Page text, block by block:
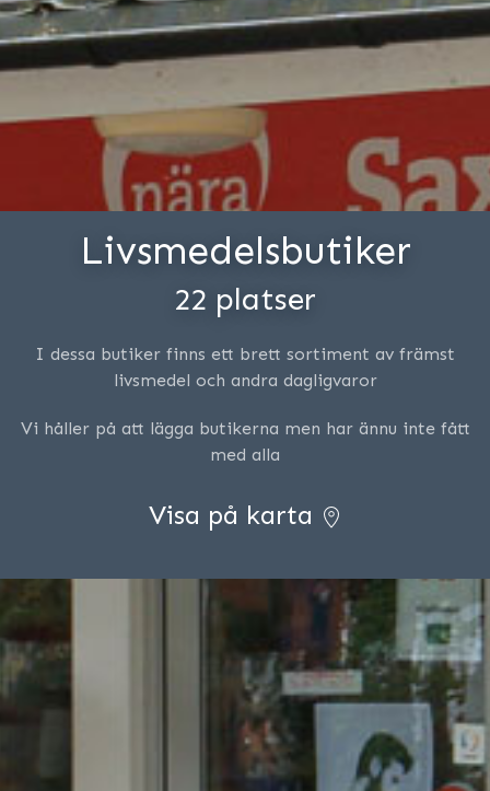
Livsmedelsbutiker
22 platser
I dessa butiker finns ett brett sortiment av främst
livsmedel och andra dagligvaror
Vi håller på att lägga butikerna men har ännu inte fått
med alla
Visa på karta